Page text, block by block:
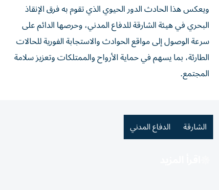
ويعكس هذا الحادث الدور الحيوي الذي تقوم به فرق الإنقاذ
البحري في هيئة الشارقة للدفاع المدني، وحرصها الدائم على
سرعة الوصول إلى مواقع الحوادث والاستجابة الفورية للحالات
الطارئة، بما يسهم في حماية الأرواح والممتلكات وتعزيز سلامة
المجتمع.
الشارقة الدفاع المدني